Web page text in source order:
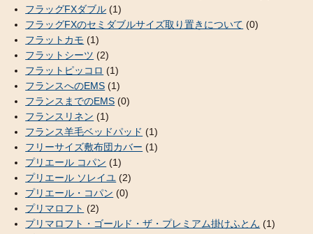
フラッグFXダブル (1)
フラッグFXのセミダブルサイズ取り置きについて (0)
フラットカモ (1)
フラットシーツ (2)
フラットピッコロ (1)
フランスへのEMS (1)
フランスまでのEMS (0)
フランスリネン (1)
フランス羊毛ベッドパッド (1)
フリーサイズ敷布団カバー (1)
プリエール コパン (1)
プリエール ソレイユ (2)
プリエール・コパン (0)
プリマロフト (2)
プリマロフト・ゴールド・ザ・プレミアム掛けふとん (1)